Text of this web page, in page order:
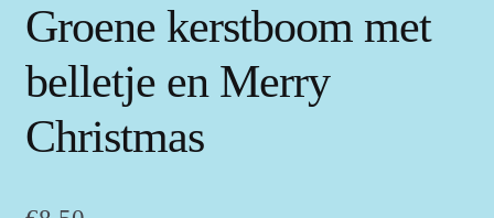
Groene kerstboom met
belletje en Merry
Christmas